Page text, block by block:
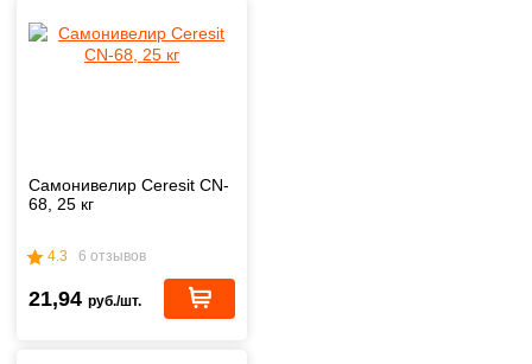
Самонивелир Ceresit CN-
68, 25 кг
4.3 6 отзывов
21,94 руб./шт.